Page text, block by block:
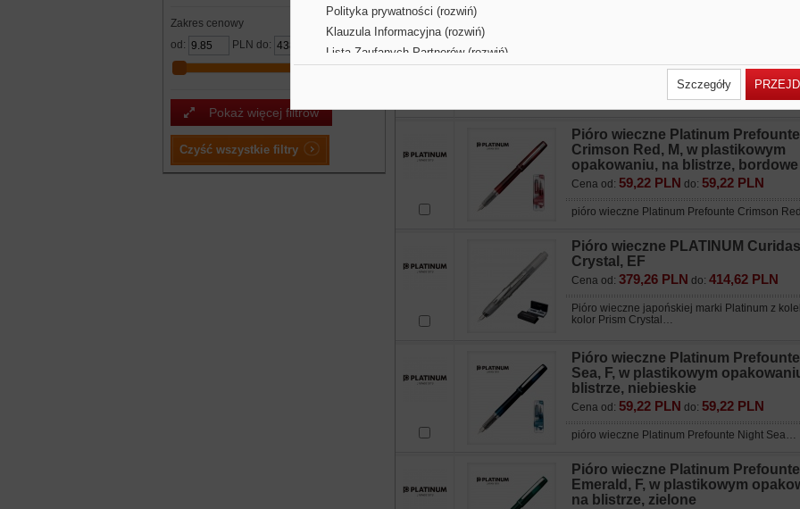
Zakres cenowy
od:
PLN do:
Pokaż więcej filtrów
Czyść wszystkie filtry
59,22 PLNdo:59,22 PLN
pióro wieczne Platinum Prefounte Vermilion
Pióro wieczne Platinum Prefounte
Crimson Red, M, w plastikowym
opakowaniu, na blistrze, bordowe
Cena od: 59,22 PLN do: 59,22 PLN
pióro wieczne Platinum Prefounte Crimson
Pióro wieczne PLATINUM
Crystal, EF
Cena od: 379,26 PLN do: 414,62 PLN
Pióro wieczne japońskiej marki Platinum z
kolor Prism Crystal…
Pióro wieczne Platinum
Sea, F, w plastikowym
blistrze, niebieskie
Cena od: 59,22 PLN do: 59,22 PLN
pióro wieczne Platinum Prefounte Night Sea…
Pióro wieczne Platinum
Emerald, F, w plastikowym
na blistrze, zielone
Polityka prywatności (rozwiń)
Klauzula Informacyjna (rozwiń)
Lista Zaufanych Partnerów (rozwiń)
Szczegóły